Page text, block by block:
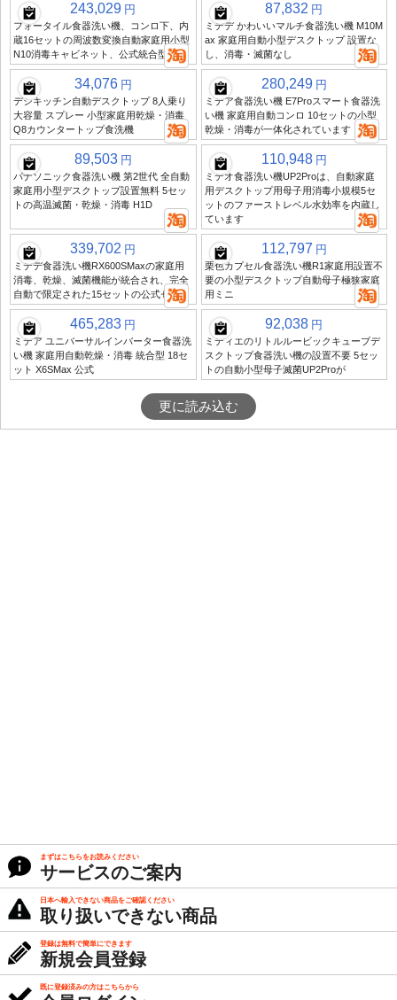
243,029 円
フォータイル食器洗い機、コンロ下、内
蔵16セットの周波数変換自動家庭用小型
N10消毒キャビネット、公式統合型
87,832 円
ミデデ かわいいマルチ食器洗い機 M10M
ax 家庭用自動小型デスクトップ 設置な
し、消毒・滅菌なし
34,076 円
デシキッチン自動デスクトップ 8人乗り
大容量 スプレー 小型家庭用乾燥・消毒
Q8カウンタートップ食洗機
280,249 円
ミデア食器洗い機 E7Proスマート食器洗
い機 家庭用自動コンロ 10セットの小型
乾燥・消毒が一体化されています
89,503 円
パナソニック食器洗い機 第2世代 全自動
家庭用小型デスクトップ設置無料 5セッ
トの高温滅菌・乾燥・消毒 H1D
110,948 円
ミデオ食器洗い機UP2Proは、自動家庭
用デスクトップ用母子用消毒小規模5セ
ットのファーストレベル水効率を内蔵し
ています
339,702 円
ミデデ食器洗い機RX600SMaxの家庭用
消毒、乾燥、滅菌機能が統合され、完全
自動で限定された15セットの公式セット
112,797 円
栗色カプセル食器洗い機R1家庭用設置不
要の小型デスクトップ自動母子極狭家庭
用ミニ
465,283 円
ミデア ユニバーサルインバーター食器洗
い機 家庭用自動乾燥・消毒 統合型 18セ
ット X6SMax 公式
92,038 円
ミディエのリトルルービックキューブデ
スクトップ食器洗い機の設置不要 5セッ
トの自動小型母子滅菌UP2Proが
更に読み込む
まずはこちらをお読みください
サービスのご案内
日本へ輸入できない商品をご確認ください
取り扱いできない商品
登録は無料で簡単にできます
新規会員登録
既に登録済みの方はこちらから